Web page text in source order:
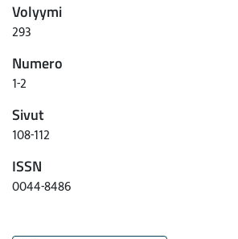
Volyymi
293
Numero
1-2
Sivut
108-112
ISSN
0044-8486